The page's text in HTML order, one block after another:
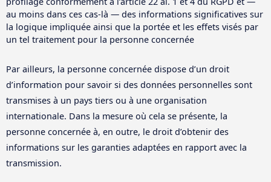
au moins dans ces cas-là — des informations significatives sur
la logique impliquée ainsi que la portée et les effets visés par
un tel traitement pour la personne concernée
Par ailleurs, la personne concernée dispose d’un droit
d’information pour savoir si des données personnelles sont
transmises à un pays tiers ou à une organisation
internationale. Dans la mesure où cela se présente, la
personne concernée à, en outre, le droit d’obtenir des
informations sur les garanties adaptées en rapport avec la
transmission.